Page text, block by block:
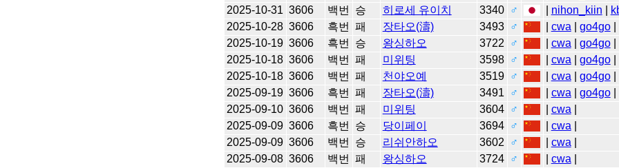
2025-10-31 3606 백번 승 히로세 유이치 3340 ♂ nihon_kiin
2025-10-28 3606 흑번 패 장타오(濤) 3493 ♂ cwa go4go|
2025-10-19 3606 흑번 승 왕싱하오 3722 ♂ cwa go4go|
2025-10-18 3606 백번 패 미위팅 3598 ♂ cwa go4go|
2025-10-18 3606 백번 패 천야오예 3519 ♂ cwa go4go|
2025-09-19 3606 흑번 패 장타오(濤) 3491 ♂ cwa go4go|
2025-09-10 3606 백번 패 미위팅 3604 ♂ cwa
2025-09-09 3606 흑번 승 당이페이 3694 ♂ cwa
2025-09-09 3606 백번 승 리쉬안하오 3602 ♂ cwa
2025-09-08 3606 백번 패 왕싱하오 3724 ♂ cwa